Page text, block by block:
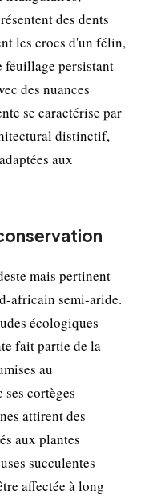
des dents
les crocs d'un félin,
feuillage persistant
des nuances
se caractérise par
distinctif,
aux
mais pertinent
africain semi-aride.
écologiques
fait partie de la
au
ses cortèges
attirent des
aux plantes
succulentes
affectée à long